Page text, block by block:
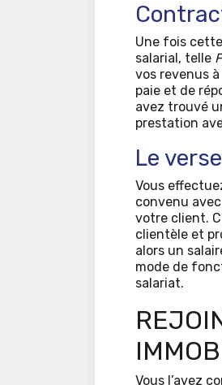
Une fois
salarial, telle
vos revenus
paie et de
avez trouvé
prestation
Le
Vous
convenu
votre client.
clientèle et
alors un
mode de
salariat.
Vous l’avez